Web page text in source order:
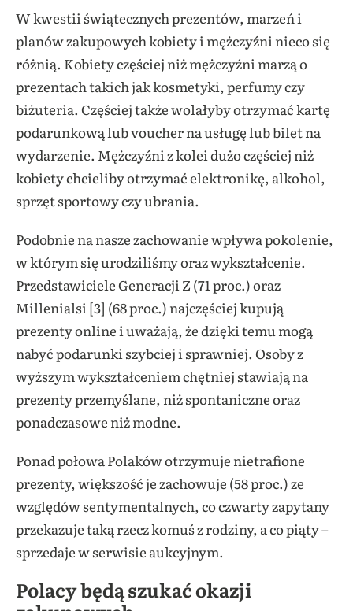
W kwestii świątecznych prezentów, marzeń i
planów zakupowych kobiety i mężczyźni nieco się
różnią. Kobiety częściej niż mężczyźni marzą o
prezentach takich jak kosmetyki, perfumy czy
biżuteria. Częściej także wolałyby otrzymać kartę
podarunkową lub voucher na usługę lub bilet na
wydarzenie. Mężczyźni z kolei dużo częściej niż
kobiety chcieliby otrzymać elektronikę, alkohol,
sprzęt sportowy czy ubrania.
Podobnie na nasze zachowanie wpływa pokolenie,
w którym się urodziliśmy oraz wykształcenie.
Przedstawiciele Generacji Z (71 proc.) oraz
Millenialsi [3] (68 proc.) najczęściej kupują
prezenty online i uważają, że dzięki temu mogą
nabyć podarunki szybciej i sprawniej. Osoby z
wyższym wykształceniem chętniej stawiają na
prezenty przemyślane, niż spontaniczne oraz
ponadczasowe niż modne.
Ponad połowa Polaków otrzymuje nietrafione
prezenty, większość je zachowuje (58 proc.) ze
względów sentymentalnych, co czwarty zapytany
przekazuje taką rzecz komuś z rodziny, a co piąty –
sprzedaje w serwisie aukcyjnym.
Polacy będą szukać okazji